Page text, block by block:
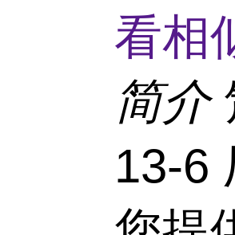
看相
简介
13-6